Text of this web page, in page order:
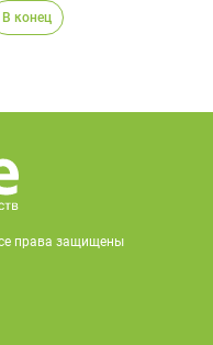
В конец
права защищены